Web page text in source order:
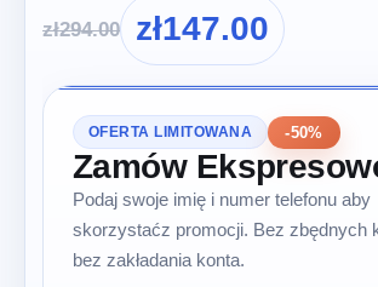
zł294.00 zł147.00
OFERTA LIMITOWANA -50%
Zamów
Podaj swoje imię i numer telefonu aby
skorzystaćz promocji. Bez zbędnych
bez zakładania konta.